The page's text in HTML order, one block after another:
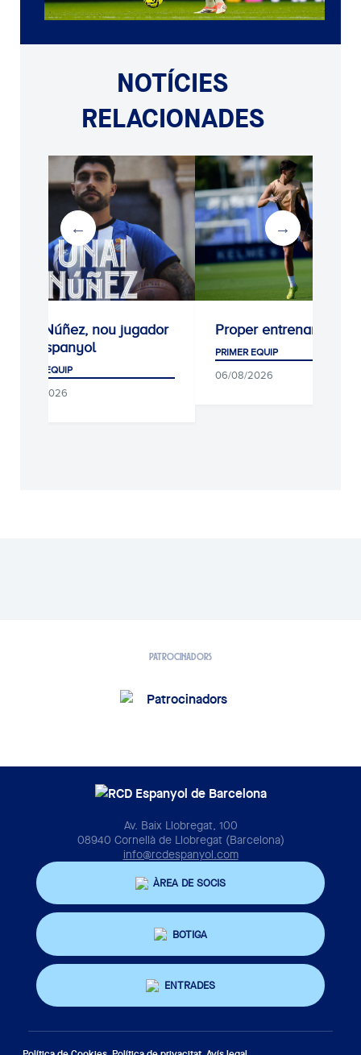
NOTÍCIES
RELACIONADES
Unai Núñez, nou jugador
de l'Espanyol
PRIMER EQUIP
06/08/2026
Proper entrenament
PRIMER EQUIP
06/08/2026
PATROCINADORS
Av. Baix Llobregat, 100
08940 Cornellà de Llobregat (Barcelona)
info@rcdespanyol.com
ÀREA DE SOCIS
BOTIGA
ENTRADES